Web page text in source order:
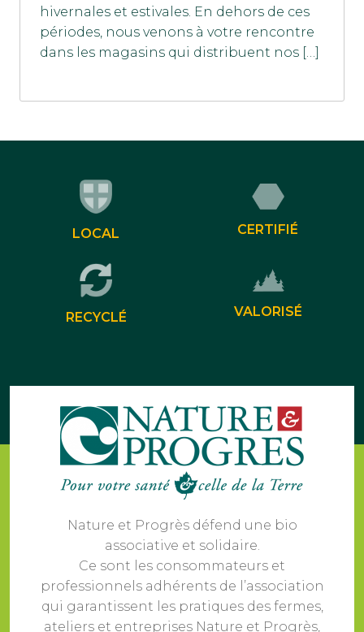
hivernales et estivales. En dehors de ces
périodes, nous venons à votre rencontre
dans les magasins qui distribuent nos […]
LOCAL CERTIFIÉ
RECYCLÉ VALORISÉ
Nature et Progrès défend une bio
associative et solidaire.
Ce sont les consommateurs et
professionnels adhérents de l’association
qui garantissent les pratiques des fermes,
ateliers et entreprises Nature et Progrès,